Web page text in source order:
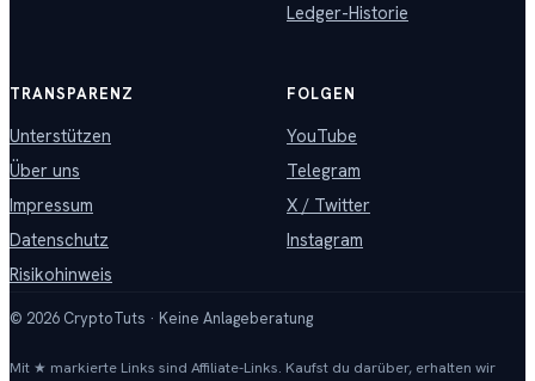
Ledger-Historie
TRANSPARENZ
Unterstützen
Über uns
Impressum
Datenschutz
Risikohinweis
FOLGEN
YouTube
Telegram
X / Twitter
Instagram
© 2026 CryptoTuts · Keine Anlageberatung
Mit ★ markierte Links sind Affiliate-Links. Kaufst du darüber, erhalten wir